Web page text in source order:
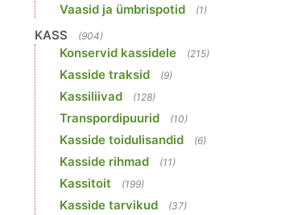
Vaasid ja ümbrispotid (1)
KASS (904)
Konservid kassidele (215)
Kasside traksid (9)
Kassiliivad (128)
Transpordipuurid (10)
Kasside toidulisandid (6)
Kasside rihmad (11)
Kassitoit (199)
Kasside tarvikud (37)